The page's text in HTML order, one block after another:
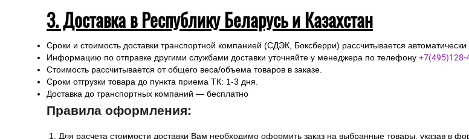
3. Доставка в Республику Беларусь и Казахстан
Сроки и стоимость доставки транспортной компанией (СДЭК, Боксберри) рассчитывается
Информацию по отправке другими службами доставки уточняйте у менеджера по телефону +7(495)128-
Стоимость рассчитывается от общего веса/объема товаров в заказе.
Сроки отгрузки товара до пункта приема ТК: 1-3 дня.
Доставка до транспортных компаний — бесплатно
Правила оформления:
Для расчета стоимости доставки Вам необходимо оформить заказ на выбранные товары, указав в